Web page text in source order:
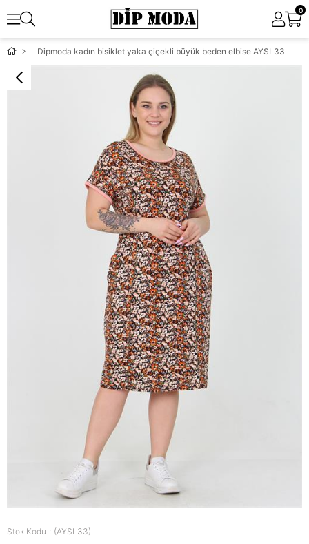
0
Dipmoda kadın bisiklet yaka çiçekli büyük beden elbise AYSL33
Stok Kodu (AYSL33)